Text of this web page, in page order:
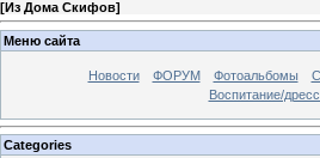
[Из Дома Скифов]
Меню сайта
Новости ФОРУМ Фотоальбомы
Воспитание/
Categories